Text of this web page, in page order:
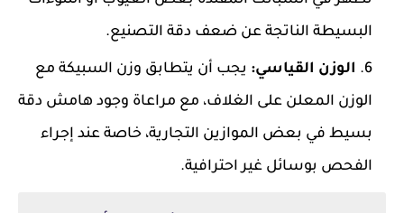
البسيطة الناتجة عن ضعف دقة التصنيع.
الوزن القياسي: يجب أن يتطابق وزن السبيكة مع
الوزن المعلن على الغلاف، مع مراعاة وجود هامش دقة
بسيط في بعض الموازين التجارية، خاصة عند إجراء
الفحص بوسائل غير احترافية.